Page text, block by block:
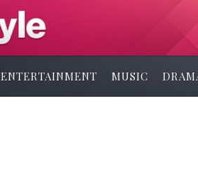
ENTERTAINMENT MUSIC